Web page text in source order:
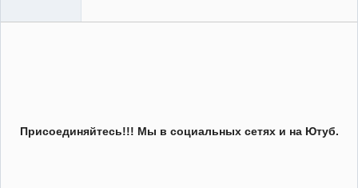
Присоединяйтесь!!! Мы в социальных сетях и на Ютуб.